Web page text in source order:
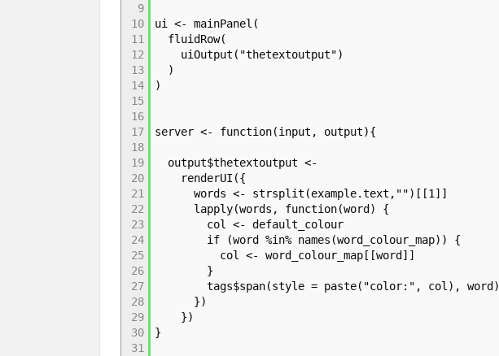
9
10
11
12
13
14
15
16
17
18
19
20
21
22
23
24
25
26
27
28
29
30
31
ui <- mainPanel(
fluidRow(
uiOutput("thetextoutput")
)
)
server <- function(input, output){
output$thetextoutput <-
renderUI({
words <- strsplit(example.text,"")[[1]]
lapply(words, function(word) {
col <- default_colour
if (word %in% names(word_colour_map)) {
col <- word_colour_map[[word]]
}
tags$span(style = paste("color:", col), word)
})
})
}